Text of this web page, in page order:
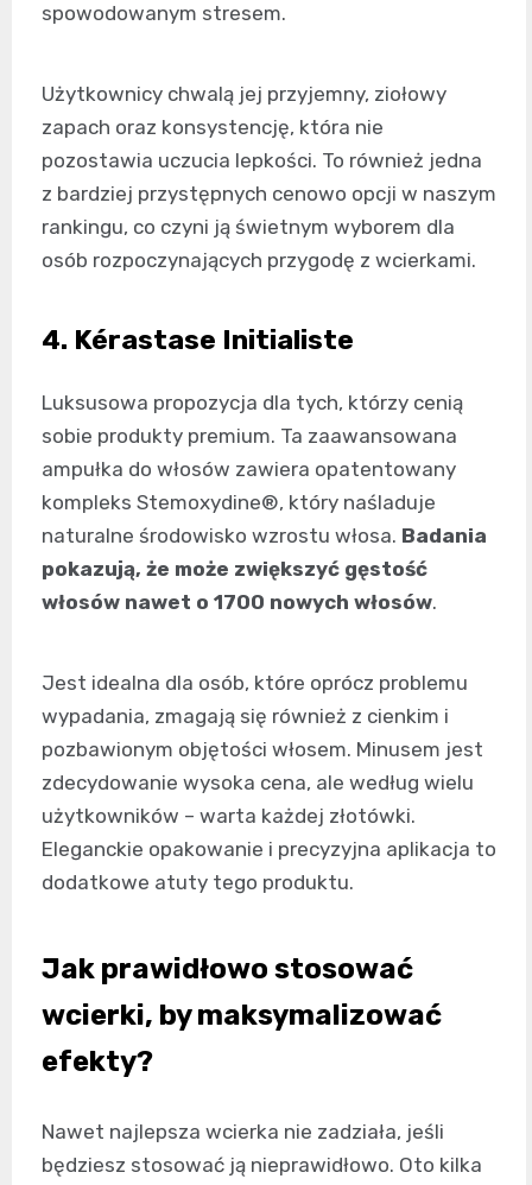
spowodowanym stresem.
Użytkownicy chwalą jej przyjemny, ziołowy
zapach oraz konsystencję, która nie
pozostawia uczucia lepkości. To również jedna
z bardziej przystępnych cenowo opcji w naszym
rankingu, co czyni ją świetnym wyborem dla
osób rozpoczynających przygodę z wcierkami.
4. Kérastase Initialiste
Luksusowa propozycja dla tych, którzy cenią
sobie produkty premium. Ta zaawansowana
ampułka do włosów zawiera opatentowany
kompleks Stemoxydine®, który naśladuje
naturalne środowisko wzrostu włosa. Badania
pokazują, że może zwiększyć gęstość
włosów nawet o 1700 nowych włosów.
Jest idealna dla osób, które oprócz problemu
wypadania, zmagają się również z cienkim i
pozbawionym objętości włosem. Minusem jest
zdecydowanie wysoka cena, ale według wielu
użytkowników – warta każdej złotówki.
Eleganckie opakowanie i precyzyjna aplikacja to
dodatkowe atuty tego produktu.
Jak prawidłowo stosować
wcierki, by maksymalizować
efekty?
Nawet najlepsza wcierka nie zadziała, jeśli
będziesz stosować ją nieprawidłowo. Oto kilka